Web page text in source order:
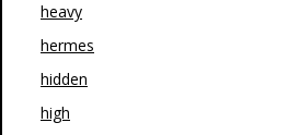
heavy
hermes
hidden
high